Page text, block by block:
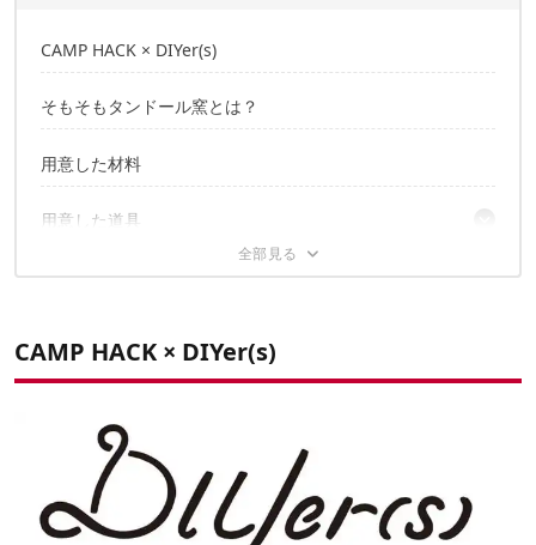
CAMP HACK × DIYer(s)
そもそもタンドール窯とは？
用意した材料
用意した道具
STEP.01 ペール缶を好きなデザインに塗装する
STEP.04 素焼きの鉢をカットする
STEP.05 単管パイプで空気調整口を作る
番外編 窯の火入れからナン作り
CAMP HACK × DIYer(s)